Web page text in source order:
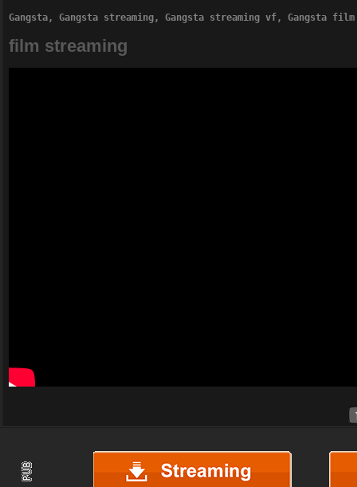
Gangsta, Gangsta streaming, Gangsta streaming vf, Gangsta
film streaming